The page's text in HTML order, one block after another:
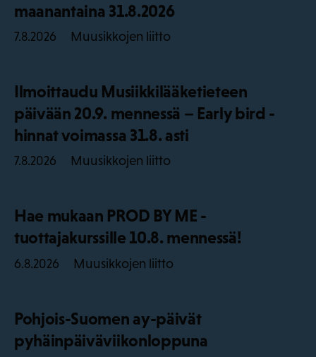
maanantaina 31.8.2026
7.8.2026 Muusikkojen liitto
Ilmoittaudu Musiikkilääketieteen
päivään 20.9. mennessä – Early bird -
hinnat voimassa 31.8. asti
7.8.2026 Muusikkojen liitto
Hae mukaan PROD BY ME -
tuottajakurssille 10.8. mennessä!
6.8.2026 Muusikkojen liitto
Pohjois-Suomen ay-päivät
pyhäinpäiväviikonloppuna